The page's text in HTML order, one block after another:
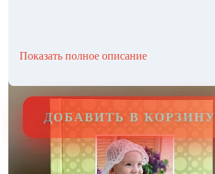
Показать полное описание
ДОБАВИТЬ В КОРЗИНУ